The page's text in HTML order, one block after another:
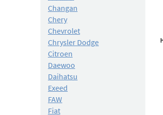
Changan
Chery
Chevrolet
Chrysler Dodge
Citroen
Daewoo
Daihatsu
Exeed
FAW
Fiat